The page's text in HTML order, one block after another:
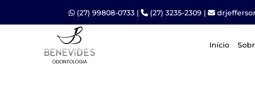
(27) 99808-0733 | (27) 3235-2309 |
Início